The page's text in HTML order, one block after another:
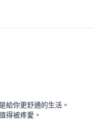
給你更舒適的生活。
得被疼愛。